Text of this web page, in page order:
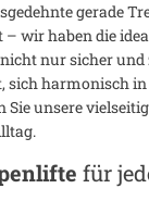
gerade
wir haben die
nur sicher
sich harmonisch
Sie unsere
für